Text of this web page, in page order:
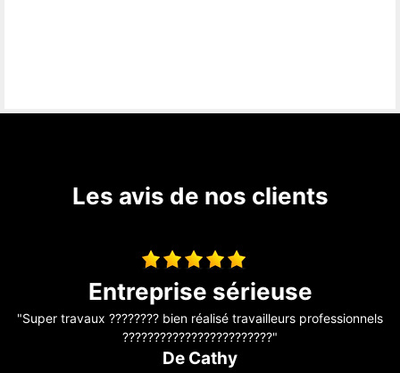
Les avis de nos clients
Super je vous le recommande
"J'ai fait appel à ses services pour une fuite au niveau de ma
toiture très professionnel et l'écoute"
De Vanessa